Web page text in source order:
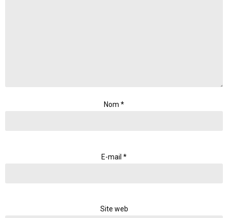
Nom *
E-mail *
Site web